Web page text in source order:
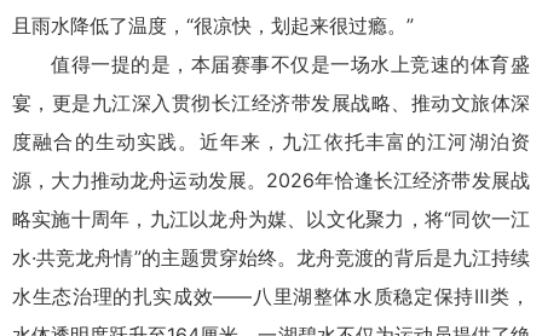
且雨水降低了温度，“很凉快，划起来很过瘾。”
值得一提的是，本届赛事不仅是一场水上竞速的体育盛
宴，更是九江深入贯彻长江经济带发展战略、推动文旅体深
度融合的生动实践。近年来，九江依托丰富的江河湖泊资
源，大力推动龙舟运动发展。2026年恰逢长江经济带发展战
略实施十周年，九江以龙舟为媒、以文化聚力，将“同饮一江
水·共竞龙舟情”的主题贯穿始终。龙舟竞渡的背后是九江持续
水生态治理的扎实成效——八里湖整体水质稳定保持Ⅲ类，